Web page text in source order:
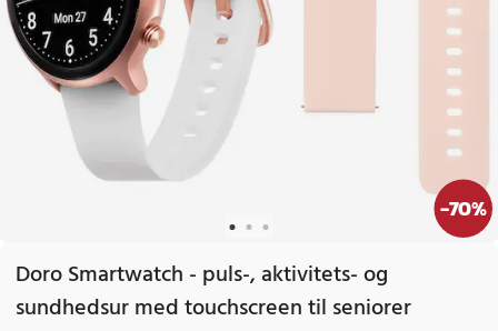
-70%
Doro Smartwatch - puls-, aktivitets- og
sundhedsur med touchscreen til seniorer